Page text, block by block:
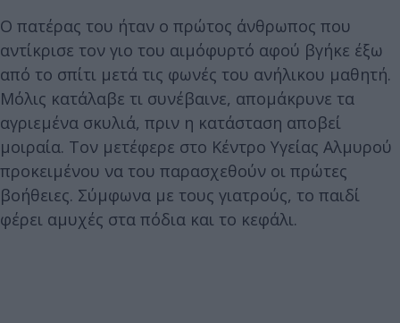
Ο πατέρας του ήταν ο πρώτος άνθρωπος που
αντίκρισε τον γιο του αιμόφυρτό αφού βγήκε έξω
από το σπίτι μετά τις φωνές του ανήλικου μαθητή.
Μόλις κατάλαβε τι συνέβαινε, απομάκρυνε τα
αγριεμένα σκυλιά, πριν η κατάσταση αποβεί
μοιραία. Τον μετέφερε στο Κέντρο Υγείας Αλμυρού
προκειμένου να του παρασχεθούν οι πρώτες
βοήθειες. Σύμφωνα με τους γιατρούς, το παιδί
φέρει αμυχές στα πόδια και το κεφάλι.